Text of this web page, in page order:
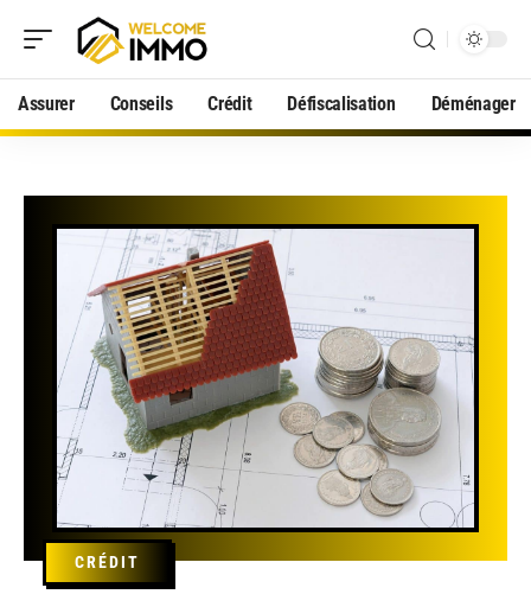
Assurer Conseils Crédit Défiscalisation Déménager
CRÉDIT